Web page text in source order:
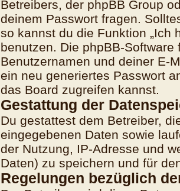
Betreibers, der phpBB Group
deinem Passwort fragen.
so kannst du die Funktion „Ich
benutzen. Die phpBB-
Benutzernamen und deiner E-
ein neu generiertes Passwort
das Board zugreifen kannst.
Gestattung der
Du gestattest dem Betreiber,
eingegebenen Daten sowie
der Nutzung, IP-Adresse und
Daten) zu speichern und für
Regelungen bezüglich